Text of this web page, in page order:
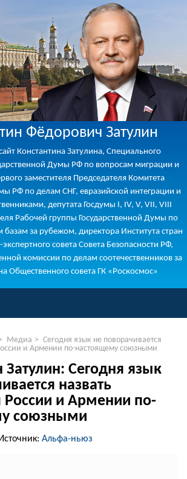
Фёдорович Затулин
Константина Затулина, Специального
Думы РФ по вопросам миграции и
заместителя Председателя Комитета
РФ по делам СНГ, евразийской интеграции и
депутата Госдумы I, IV, V, VII, VIII
Рабочей группы Государственной Думы по
за рубежом, директора Института стран
совета Совета Безопасности РФ,
комиссии по делам соотечественников за
Общественного совета ГК «Роскосмос»
Медиа > Сегодня язык не поворачивается
и Армении по-настоящему союзными
Затулин: Сегодня язык
назвать
и Армении по-
союзными
Источник: Альфа-ньюз